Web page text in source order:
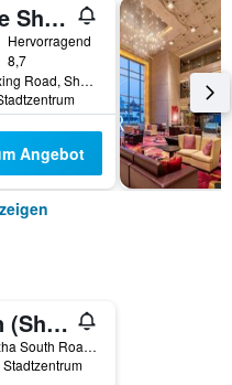
Mercure Shanghai Yu Garden On The Bund
Hervorragend
8,7
789 East Fuxing Road, Shanghai, China
Angebot
Pod Inn (Shanghai Pudong Airport)
No. 10 Shuizha South Road, Jiang Town, Shanghai, China